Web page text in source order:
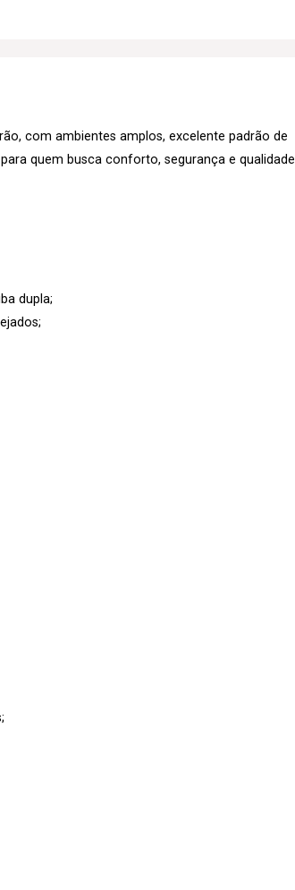
com ambientes amplos, excelente padrão de
quem busca conforto, segurança e qualidade
dupla;